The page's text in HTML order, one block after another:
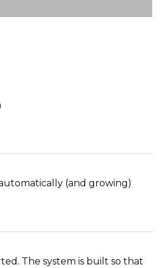
(and growing)
The system is built so that